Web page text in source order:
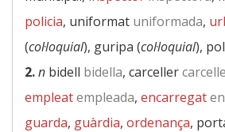
policia, uniformat uniformada,
(col·loquial), guripa (col·loquial),
2.n bidell bidella, carceller
empleatempleada, encarregat
guarda, guàrdia, ordenança,